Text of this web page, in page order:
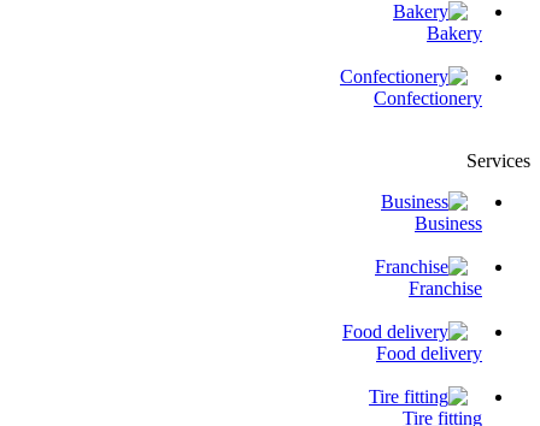
Bakery
Confectionery
Services
Business
Franchise
Food delivery
Tire fitting